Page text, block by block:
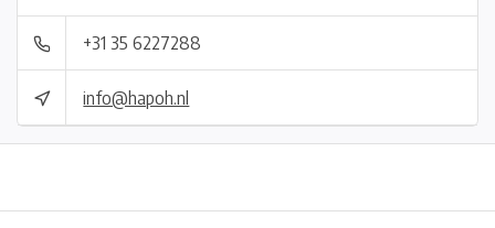
+31 35 6227288
info@hapoh.nl